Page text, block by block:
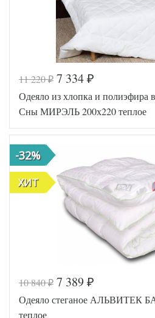
Код товара
575-717
Артикул
BP4671457
57385
Длина
(евро)
Сезонность
Наполнитель
шерсть
Ткань
Тик
Производитель
Belpol
(Россия)
Код товара
575-365
AGD-200
11 220₽ 7 334 ₽
Одеяло из хлопка и полиэфира
Сны МИРЭЛЬ 200х220 теплое
-32%
ХИТ
10 840₽ 7 389 ₽
Одеяло стеганое АЛЬВИТЕК
теплое